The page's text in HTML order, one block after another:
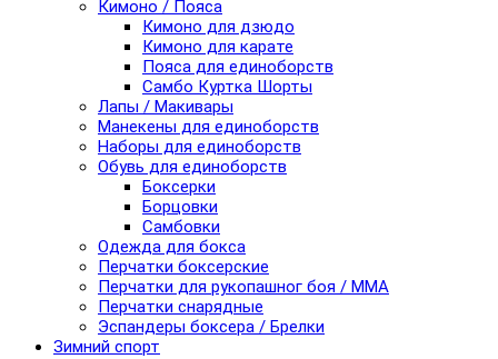
Кимоно / Пояса
Кимоно для дзюдо
Кимоно для карате
Пояса для единоборств
Самбо Куртка Шорты
Лапы / Макивары
Манекены для единоборств
Наборы для единоборств
Обувь для единоборств
Боксерки
Борцовки
Самбовки
Одежда для бокса
Перчатки боксерские
Перчатки для рукопашног боя / ММА
Перчатки снарядные
Эспандеры боксера / Брелки
Зимний спорт